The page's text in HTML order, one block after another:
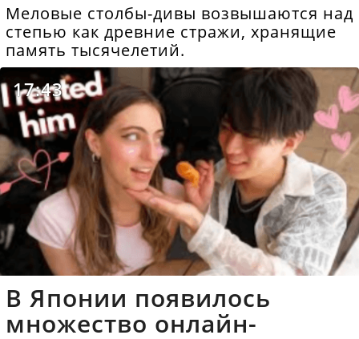
Меловые столбы-дивы возвышаются над
степью как древние стражи, хранящие
память тысячелетий.
17:43
В Японии появилось
множество онлайн-